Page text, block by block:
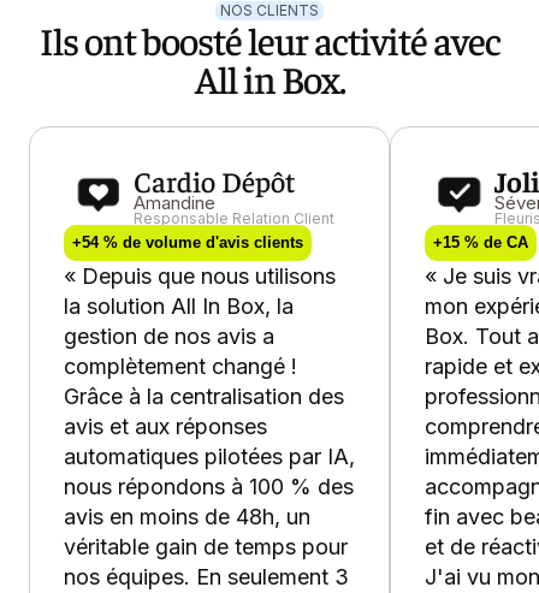
NOS CLIENTS
Ils ont boosté leur activité avec
All in Box.
Cardio Dépôt
Amandine
Responsable Relation Client
+54 % de volume d'avis clients
« Depuis que nous utilisons
la solution All In Box, la
gestion de nos avis a
complètement changé !
Grâce à la centralisation des
avis et aux réponses
automatiques pilotées par IA,
nous répondons à 100 % des
avis en moins de 48h, un
véritable gain de temps pour
nos équipes. En seulement 3
+15 % de CA
« Je suis
mon
Box. Tout
rapide et
fin avec
et de
J'ai vu